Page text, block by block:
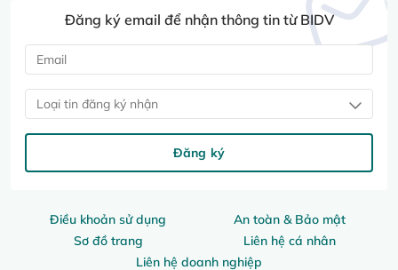
Điều khoản sử dụng
An toàn & Bảo mật
Sơ đồ trang
Liên hệ cá nhân
Liên hệ doanh nghiệp
Đăng ký email để nhận thông tin từ BIDV
Loại tin đăng ký nhận
Đăng ký